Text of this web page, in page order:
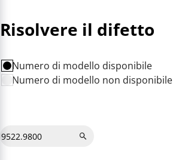
Risolvere il difetto
Numero di modello disponibile
Numero di modello non disponibile